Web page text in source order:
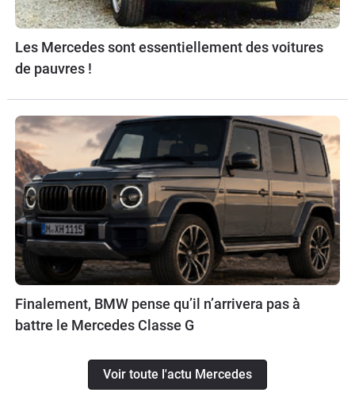
Les Mercedes sont essentiellement des voitures
de pauvres !
Finalement, BMW pense qu’il n’arrivera pas à
battre le Mercedes Classe G
Voir toute l'actu Mercedes